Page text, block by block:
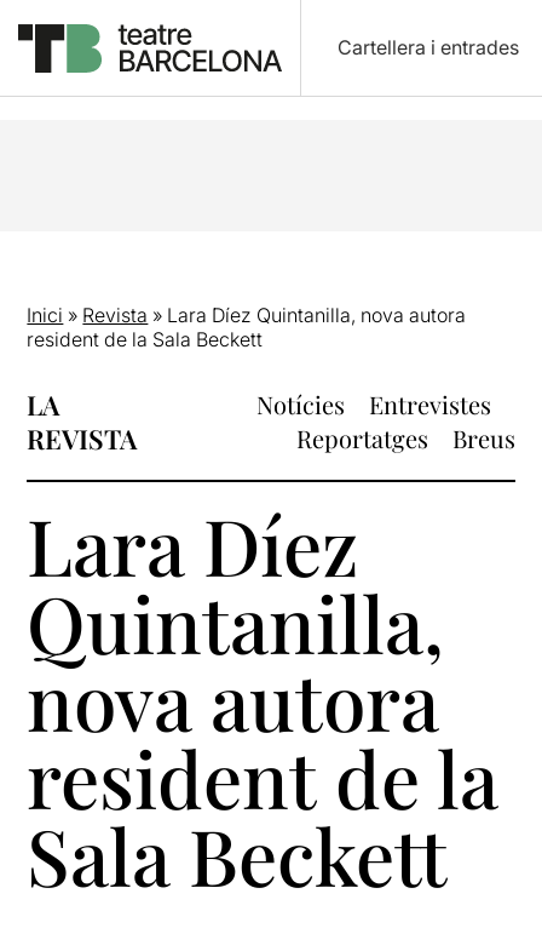
Cartellera i entrades
Inici » Revista » Lara Díez Quintanilla, nova autora
resident de la Sala Beckett
LA
REVISTA
Notícies
Entrevistes
Reportatges
Breus
Lara Díez
Quintanilla,
nova autora
resident de la
Sala Beckett